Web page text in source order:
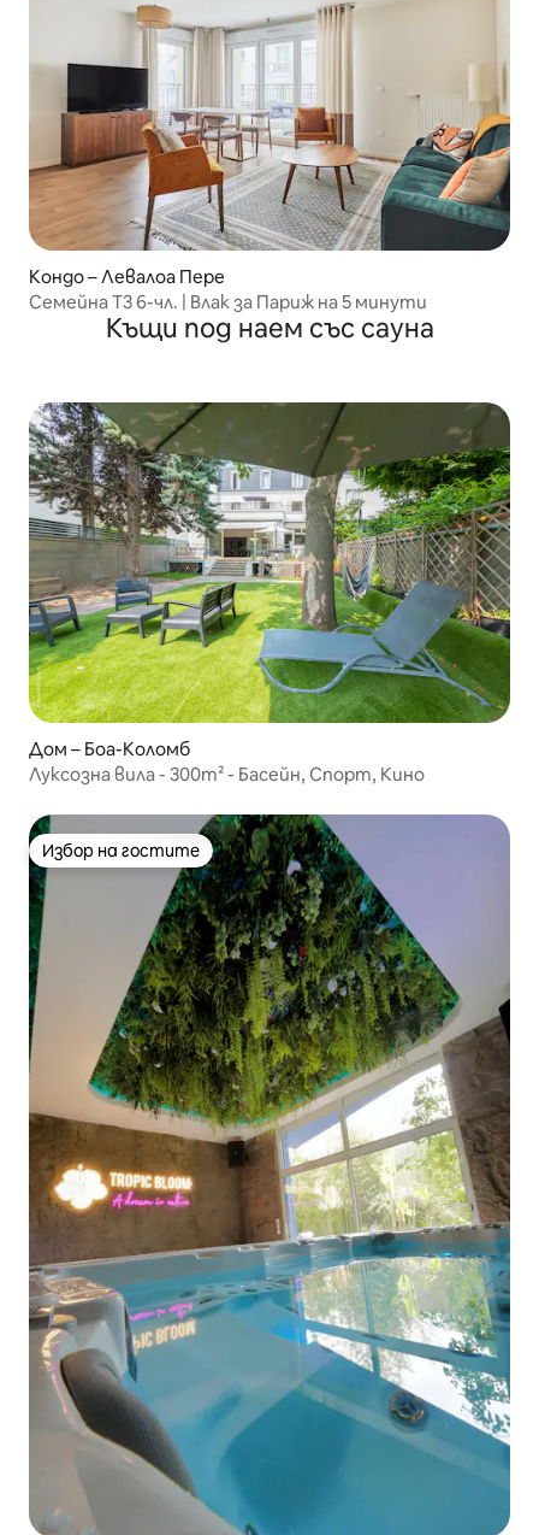
Кондо – Левалоа Пере
Семейна Т3 6-чл. | Влак за Париж на 5 минути
Къщи под наем със сауна
Дом – Боа-Коломб
Луксозна вила - 300m² - Басейн, Спорт, Кино
Избор на гостите
Избор на гостите